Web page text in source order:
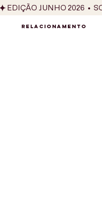
RELACIONAMENTO